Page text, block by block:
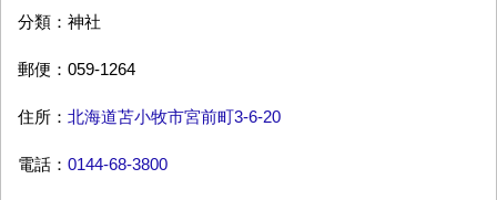
分類：神社
郵便：059-1264
住所： 北海道苫小牧市宮前町3-6-20
電話： 0144-68-3800